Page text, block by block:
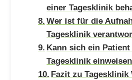
einer Tagesklinik
Wer ist für die
Tagesklinik
Kann sich ein
Tagesklinik
Fazit zu Tagesklinik